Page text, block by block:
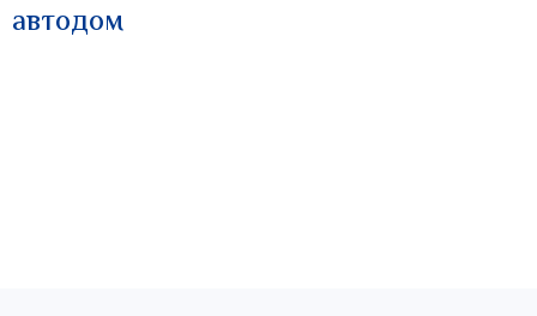
автодом